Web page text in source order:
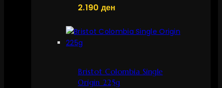
2.190 ден
Bristot Colombia Single
Origin 225g